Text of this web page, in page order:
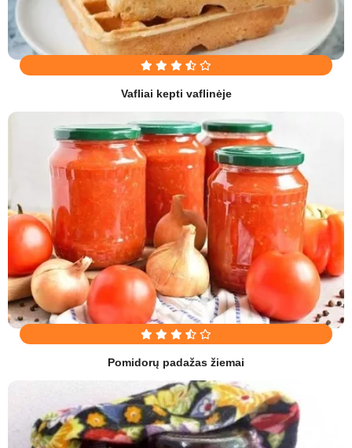
Vafliai kepti vaflinėje
Pomidorų padažas žiemai